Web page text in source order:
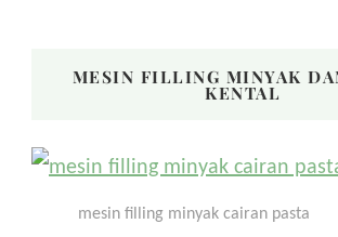
MESIN FILLING MINYAK
KENTAL
mesin filling minyak cairan pasta